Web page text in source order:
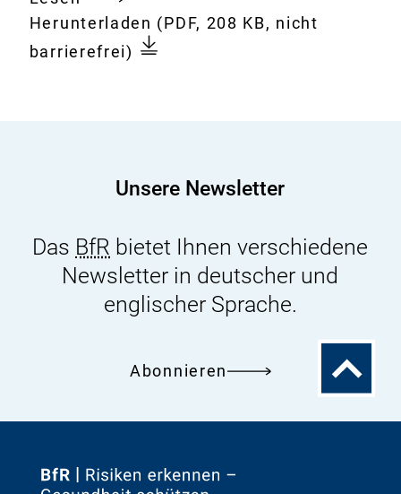
Gesamtes
Dokument
Download:
Herunterladen BfR
schlägt
Cadmium
Schokolade
vor
(PDF, 208 KB, nicht
barrierefrei)
Unsere Newsletter
Das BfR bietet Ihnen verschiedene
Newsletter in deutscher und
englischer Sprache.
Abonnieren
Zum
Zur